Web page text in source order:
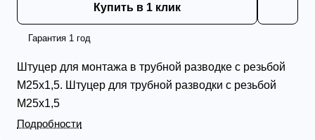
Купить в 1 клик
Гарантия 1 год
Штуцер для монтажа в трубной разводке с резьбой
М25х1,5. Штуцер для трубной разводки с резьбой
М25х1,5
Подробности